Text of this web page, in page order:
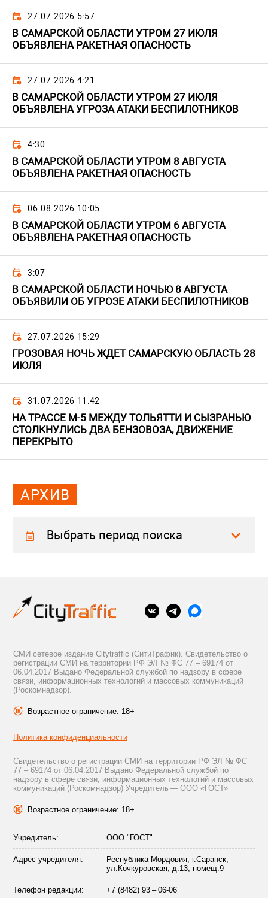
27.07.2026 5:57
В САМАРСКОЙ ОБЛАСТИ УТРОМ 27 ИЮЛЯ
ОБЪЯВЛЕНА РАКЕТНАЯ ОПАСНОСТЬ
27.07.2026 4:21
В САМАРСКОЙ ОБЛАСТИ УТРОМ 27 ИЮЛЯ
ОБЪЯВЛЕНА УГРОЗА АТАКИ БЕСПИЛОТНИКОВ
4:30
В САМАРСКОЙ ОБЛАСТИ УТРОМ 8 АВГУСТА
ОБЪЯВЛЕНА РАКЕТНАЯ ОПАСНОСТЬ
06.08.2026 10:05
В САМАРСКОЙ ОБЛАСТИ УТРОМ 6 АВГУСТА
ОБЪЯВЛЕНА РАКЕТНАЯ ОПАСНОСТЬ
3:07
В САМАРСКОЙ ОБЛАСТИ НОЧЬЮ 8 АВГУСТА
ОБЪЯВИЛИ ОБ УГРОЗЕ АТАКИ БЕСПИЛОТНИКОВ
27.07.2026 15:29
ГРОЗОВАЯ НОЧЬ ЖДЕТ САМАРСКУЮ ОБЛАСТЬ 28
ИЮЛЯ
31.07.2026 11:42
НА ТРАССЕ М-5 МЕЖДУ ТОЛЬЯТТИ И СЫЗРАНЬЮ
СТОЛКНУЛИСЬ ДВА БЕНЗОВОЗА, ДВИЖЕНИЕ
ПЕРЕКРЫТО
АРХИВ
Выбрать период поиска
СМИ сетевое издание Citytraffic (СитиТрафик). Свидетельство о
регистрации СМИ на территории РФ ЭЛ № ФС 77 – 69174 от
06.04.2017 Выдано Федеральной службой по надзору в сфере
связи, информационных технологий и массовых коммуникаций
(Роскомнадзор).
Возрастное ограничение: 18+
Политика конфиденциальности
Свидетельство о регистрации СМИ на территории РФ ЭЛ № ФС
77 – 69174 от 06.04.2017 Выдано Федеральной службой по
надзору в сфере связи, информационных технологий и массовых
коммуникаций (Роскомнадзор) Учредитель — ООО «ГОСТ»
Возрастное ограничение: 18+
Учредитель: ООО "ГОСТ"
Адрес учредителя:
Республика Мордовия, г.Саранск,
ул.Кочкуровская, д.13, помещ.9
Телефон редакции: +7 (8482) 93 – 06-06